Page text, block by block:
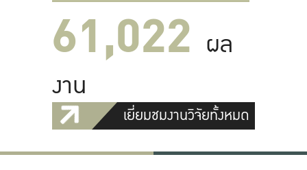
61,022 ผล
งาน
เยี่ยมชมงานวิจัยทั้งหมด